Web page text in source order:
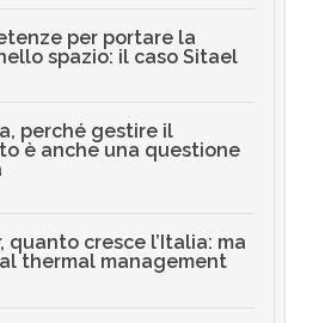
per portare la
spazio: il caso Sitael
perché gestire il
è anche una questione
quanto cresce l’Italia: ma
thermal management